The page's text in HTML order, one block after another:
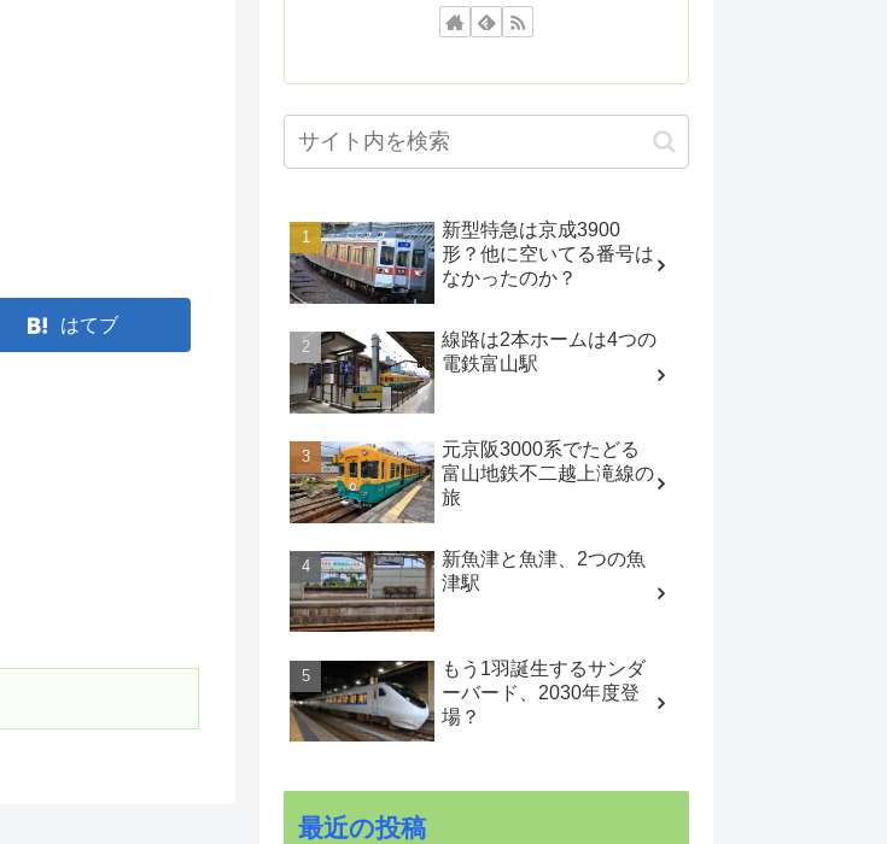
はてブ
新型特急は京成3900
形？他に空いてる番号は
なかったのか？
線路は2本ホームは4つの
電鉄富山駅
元京阪3000系でたどる
富山地鉄不二越上滝線の
旅
新魚津と魚津、2つの魚
津駅
もう1羽誕生するサンダ
ーバード、2030年度登
場？
最近の投稿